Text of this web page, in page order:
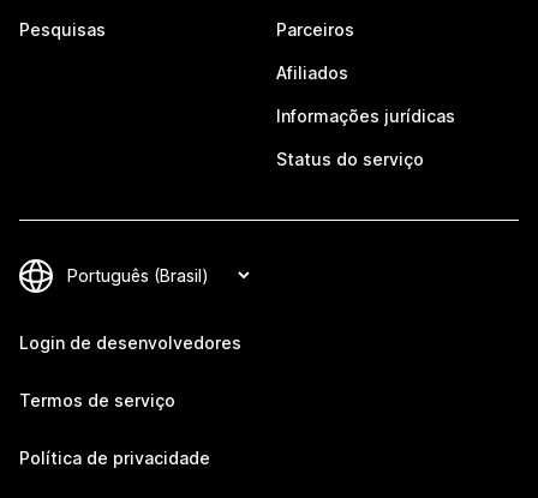
Pesquisas Parceiros
Afiliados
Informações jurídicas
Status do serviço
Login de desenvolvedores
Termos de serviço
Política de privacidade